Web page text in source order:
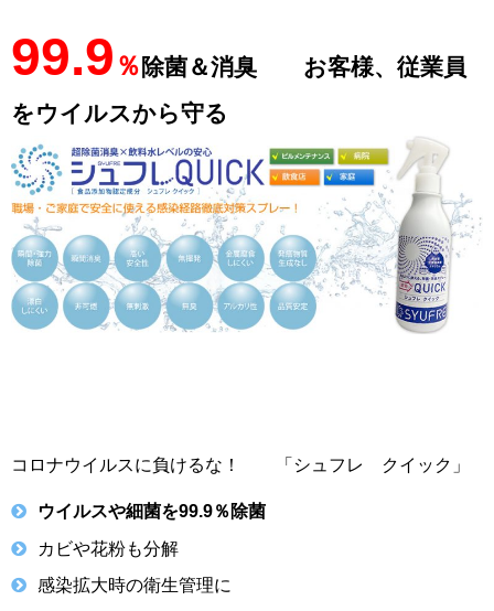
99.9 ％ 除菌＆消臭 お客様、従業員
をウイルスから守る
コロナウイルスに負けるな！ 「シュフレ クイック」
ウイルスや細菌を99.9％除菌
カビや花粉も分解
感染拡大時の衛生管理に